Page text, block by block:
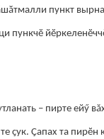
пункт
пункчӗ
– пирте ейӳ
Ҫапах та пирӗн